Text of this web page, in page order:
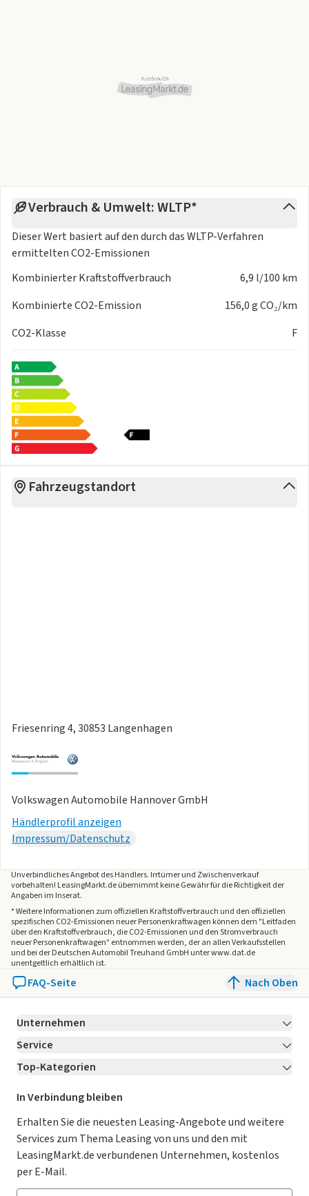
Verbrauch & Umwelt: WLTP*
Dieser Wert basiert auf den durch dasWLTP-Verfahren
ermittelten CO2-Emissionen
Kombinierter Kraftstoffverbrauch
6,9 l/100 km
Kombinierte CO2-Emission
156,0 g CO₂/km
CO2-Klasse
F
Fahrzeugstandort
Friesenring 4, 30853 Langenhagen
Volkswagen Automobile Hannover GmbH
Händlerprofil anzeigen
Impressum/Datenschutz
Unverbindliches Angebot desHändlers. Irrtümer und Zwischenverkauf
vorbehalten! LeasingMarkt.de übernimmt keine Gewähr für die Richtigkeit der
Angaben im Inserat.
* Weitere Informationen zum offiziellen Kraftstoffverbrauch und den offiziellen
spezifischen CO2-Emissionen neuer Personenkraftwagen können dem "Leitfaden
über den Kraftstoffverbrauch, die CO2-Emissionen und den Stromverbrauch
neuer Personenkraftwagen" entnommen werden, der an allen Verkaufsstellen
und bei der Deutschen Automobil Treuhand GmbH unter www.dat.de
unentgeltlich erhältlich ist.
FAQ-Seite Nach Oben
Unternehmen
Über LeasingMarkt.de
Karriere Jetzt bewerben!
Für Händler
Kooperation mit AutoScout24
AGB
Datenschutz
Service
Kontakt
Ratgeber
Magazin
Datenschutz-Einstellungen
So funktioniert’s
Top-Kategorien
Leasing Deals
Gebrauchtwagen Leasing
Leasing ohne Anzahlung
E-Auto Leasing
Privatleasing
In Verbindung bleiben
Erhalten Sie die neuesten Leasing-Angebote und weitere
Services zum Thema Leasing von uns und den mit
LeasingMarkt.de verbundenen Unternehmen, kostenlos
per E-Mail.